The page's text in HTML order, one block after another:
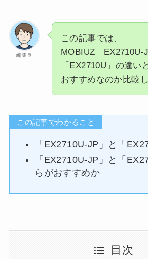
編集長
この記事では、
MOBIUZ「EX2710U-
「EX2710U」の違い
おすすめなのか比較
この記事でわかること
「EX2710U-JP」と「
「EX2710U-JP」と「
らがおすすめか
目次